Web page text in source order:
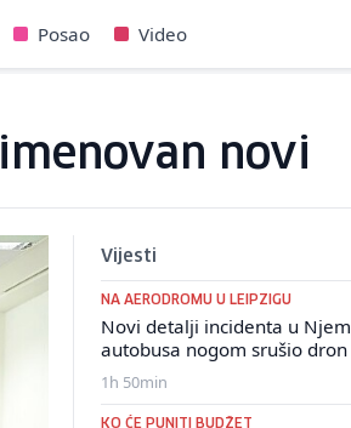
Posao Video
novi
Vijesti
NA AERODROMU U LEIPZIGU
Novi detalji incidenta u
autobusa nogom srušio
1h 50min
KO ĆE PUNITI BUDŽET